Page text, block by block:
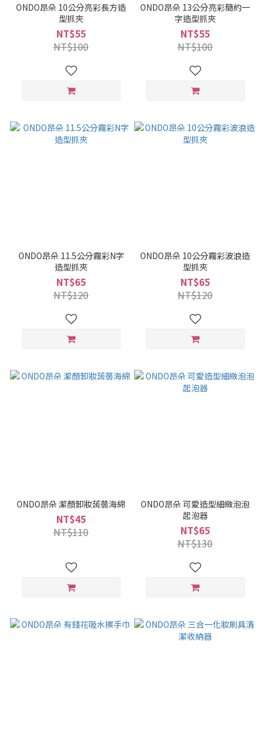
ONDO昂朵 10公分亮彩長方造
型抓夾
NT$55
NT$100
ONDO昂朵 13公分亮彩簡約一
字造型抓夾
NT$55
NT$100
ONDO昂朵 11.5公分霧彩N字
造型抓夾
NT$65
NT$120
ONDO昂朵 10公分霧彩波浪造
型抓夾
NT$65
NT$120
ONDO昂朵 潔顏卸妝蒟蒻海綿
NT$45
NT$110
ONDO昂朵 可愛造型細緻泡泡
起泡器
NT$65
NT$130